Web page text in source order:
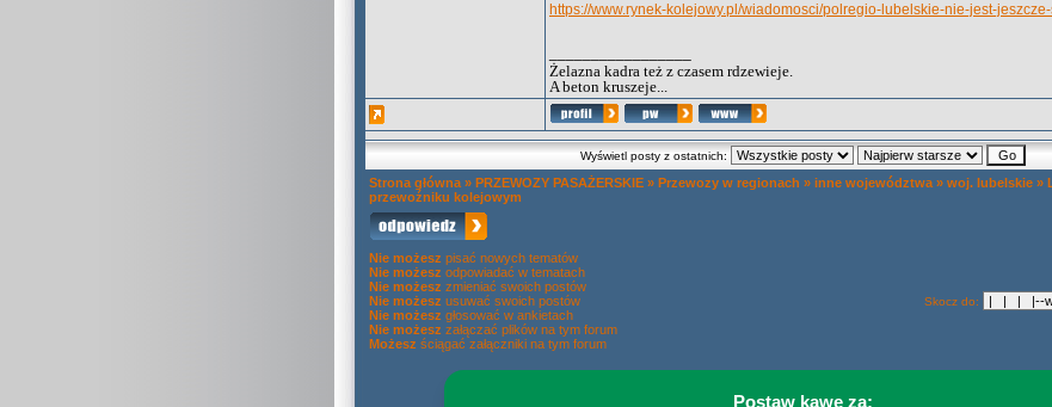
https://www.rynek-kolejowy.pl/wiadomosci/polregio-lubelskie-nie-jest-
Żelazna kadra też z czasem rdzewieje.
A beton kruszeje...
Wyświetl posty z ostatnich:
Strona główna » PRZEWOZY PASAŻERSKIE » Przewozy w regionach » inne województwa » woj. lubelskie »
przewoźniku kolejowym
Nie możesz pisać nowych tematów
Nie możesz odpowiadać w tematach
Nie możesz zmieniać swoich postów
Nie możesz usuwać swoich postów
Nie możesz głosować w ankietach
Nie możesz załączać plików na tym forum
Możesz ściągać załączniki na tym forum
Skocz do:
Postaw kawę za: